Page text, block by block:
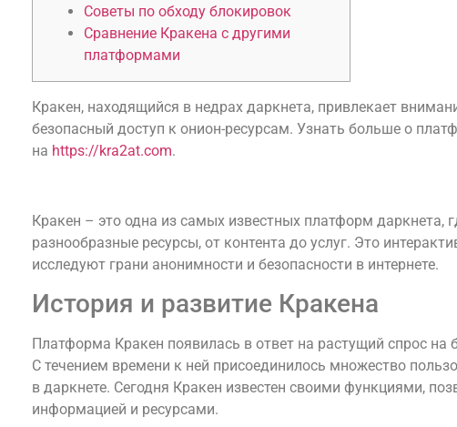
Советы по обходу блокировок
Сравнение Кракена с другими
платформами
Кракен, находящийся в недрах даркнета, привлекает
безопасный доступ к онион-ресурсам. Узнать больше о
на https://kra2at.com.
Кракен – это одна из самых известных платформ даркнета,
разнообразные ресурсы, от контента до услуг. Это
исследуют грани анонимности и безопасности в интернете.
История и развитие Кракена
Платформа Кракен появилась в ответ на растущий спрос
С течением времени к ней присоединилось множество
в даркнете. Сегодня Кракен известен своими функциями,
информацией и ресурсами.